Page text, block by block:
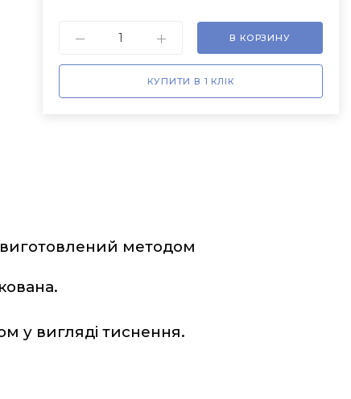
В КОРЗИНУ
КУПИТИ В 1 КЛІК
виготовлений методом
у вигляді тиснення.